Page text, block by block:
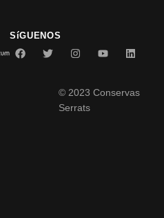
SíGUENOS
© 2023 Conservas
Serrats